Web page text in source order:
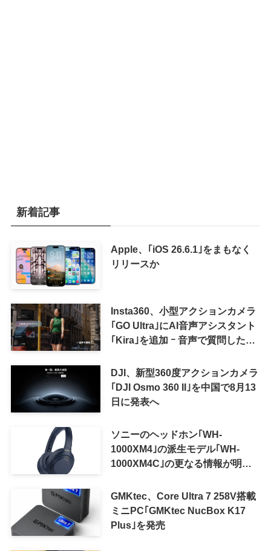
新着記事
Apple、｢iOS 26.6.1｣をまもなく
リリースか
Insta360、小型アクションカメラ
｢GO Ultra｣にAI音声アシスタント
｢Kira｣を追加 ｰ 音声で質問した
可能に
DJI、新型360度アクションカメラ
｢DJI Osmo 360 II｣を中国で8月13
日に発表へ
ソニーのヘッドホン｢WH-
1000XM4｣の派生モデル｢WH-
1000XM4C｣の更なる情報が明ら
GMKtec、Core Ultra 7 258V搭載
ミニPC｢GMKtec NucBox K17
Plus｣を発売